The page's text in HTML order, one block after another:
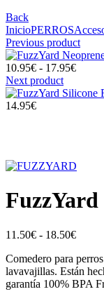
Back
InicioPERROS
Previous product
10.95€ - 17.95€Rango
Next product
14.95€
11.50€ - 18.50€Rango
desde
Comedero para
lavavajillas. Están
garantía 100% BPA